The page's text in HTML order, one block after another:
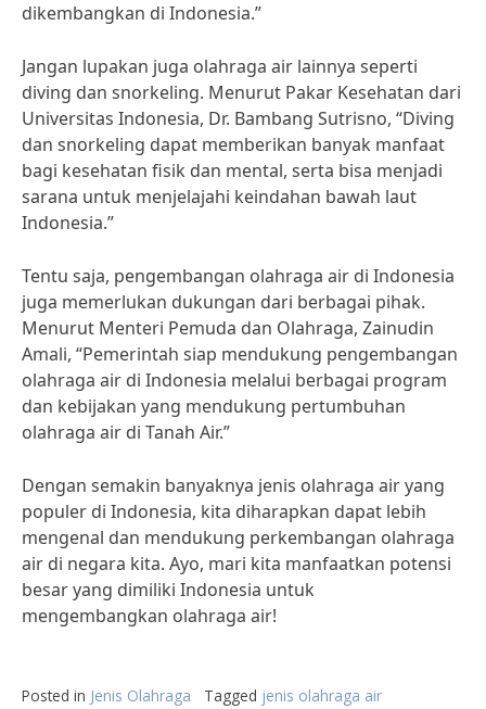
dikembangkan di Indonesia.”
Jangan lupakan juga olahraga air lainnya seperti
diving dan snorkeling. Menurut Pakar Kesehatan dari
Universitas Indonesia, Dr. Bambang Sutrisno, “Diving
dan snorkeling dapat memberikan banyak manfaat
bagi kesehatan fisik dan mental, serta bisa menjadi
sarana untuk menjelajahi keindahan bawah laut
Indonesia.”
Tentu saja, pengembangan olahraga air di Indonesia
juga memerlukan dukungan dari berbagai pihak.
Menurut Menteri Pemuda dan Olahraga, Zainudin
Amali, “Pemerintah siap mendukung pengembangan
olahraga air di Indonesia melalui berbagai program
dan kebijakan yang mendukung pertumbuhan
olahraga air di Tanah Air.”
Dengan semakin banyaknya jenis olahraga air yang
populer di Indonesia, kita diharapkan dapat lebih
mengenal dan mendukung perkembangan olahraga
air di negara kita. Ayo, mari kita manfaatkan potensi
besar yang dimiliki Indonesia untuk
mengembangkan olahraga air!
Posted in Jenis Olahraga Tagged jenis olahraga air